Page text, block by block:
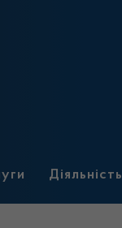
Діяльність